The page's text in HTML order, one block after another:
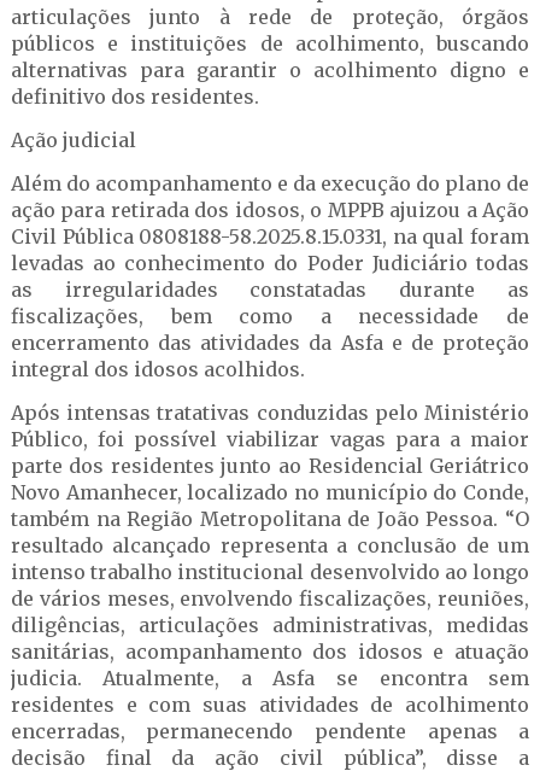
articulações junto à rede de proteção, órgãos
públicos e instituições de acolhimento, buscando
alternativas para garantir o acolhimento digno e
definitivo dos residentes.
Ação judicial
Além do acompanhamento e da execução do plano de
ação para retirada dos idosos, o MPPB ajuizou a Ação
Civil Pública 0808188-58.2025.8.15.0331, na qual foram
levadas ao conhecimento do Poder Judiciário todas
as irregularidades constatadas durante as
fiscalizações, bem como a necessidade de
encerramento das atividades da Asfa e de proteção
integral dos idosos acolhidos.
Após intensas tratativas conduzidas pelo Ministério
Público, foi possível viabilizar vagas para a maior
parte dos residentes junto ao Residencial Geriátrico
Novo Amanhecer, localizado no município do Conde,
também na Região Metropolitana de João Pessoa. “O
resultado alcançado representa a conclusão de um
intenso trabalho institucional desenvolvido ao longo
de vários meses, envolvendo fiscalizações, reuniões,
diligências, articulações administrativas, medidas
sanitárias, acompanhamento dos idosos e atuação
judicia. Atualmente, a Asfa se encontra sem
residentes e com suas atividades de acolhimento
encerradas, permanecendo pendente apenas a
decisão final da ação civil pública”, disse a